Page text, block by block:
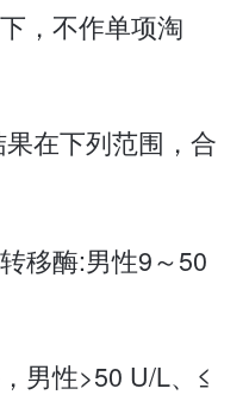
，不作单项淘
在下列范围，合
移酶:男性9～50
男性>50 U/L、≤